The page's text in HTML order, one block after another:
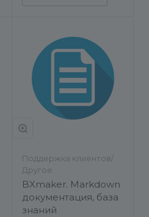
Поддержка клиентов/
Другое
BXmaker. Markdown
документация, база
знаний